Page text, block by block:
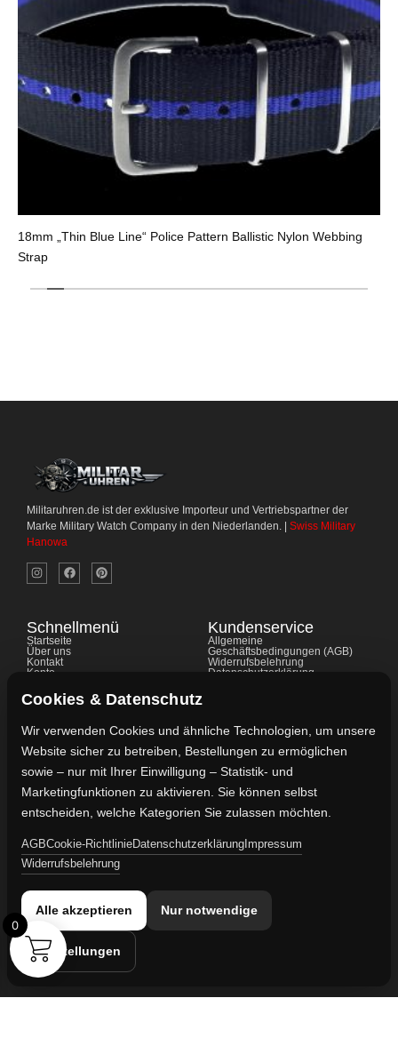
18mm „Thin Blue Line“ Police Pattern Ballistic Nylon Webbing
Strap
Militaruhren.de ist der exklusive Importeur und Vertriebspartner der
Marke Military Watch Company in den Niederlanden. | Swiss Military
Hanowa
Schnellmenü
Startseite
Über uns
Kontakt
Konto
FAQ's
Kundenservice
Allgemeine
Geschäftsbedingungen (AGB)
Widerrufsbelehrung
Datenschutzerklärung
Kontaktdaten
Vertreten durch:
Lievaart B.V.
Kontakt:
info@militaruhren.de
KVK-Nummer: 74829491
Umsatzsteuer-ID:
NL860042352B01
Cookies & Datenschutz
Wir verwenden Cookies und ähnliche Technologien, um unsere
Website sicher zu betreiben, Bestellungen zu ermöglichen
sowie – nur mit Ihrer Einwilligung – Statistik- und
Marketingfunktionen zu aktivieren. Sie können selbst
entscheiden, welche Kategorien Sie zulassen möchten.
AGBCookie-RichtlinieDatenschutzerklärung Impressum
Widerrufsbelehrung
Alle akzeptieren Nur notwendige
Einstellungen
0